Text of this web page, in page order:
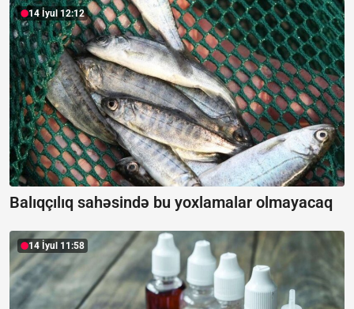
14 İyul 12:12
Balıqçılıq sahəsində bu yoxlamalar olmayacaq
14 İyul 11:58